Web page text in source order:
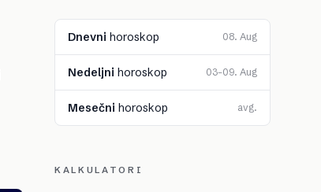
Dnevni horoskop 08. Aug
Nedeljni horoskop 03–09. Aug
Mesečni horoskop avg.
KALKULATORI